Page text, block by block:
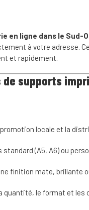
en ligne dans le Sud-
à votre adresse.
et rapidement.
supports
locale et la
(A5, A6) ou
finition mate, brillante
quantité, le format et les